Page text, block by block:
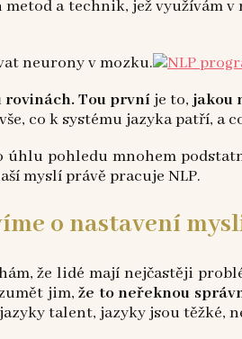
a technik, jež využívám
neurony v mozku.
rovinách.Tou první je to, jakou
co k systému jazyka patří, a
pohledu mnohem
myslí právě pracuje NLP.
o nastavení
že lidé mají nejčastěji
jim,že to neřeknou
talent, jazyky jsou